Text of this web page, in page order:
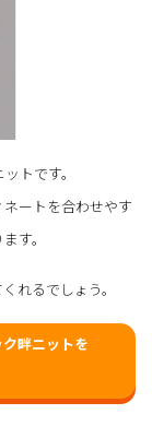
トです。
ートを合わせやす
す。
れるでしょう。
畔ニットを